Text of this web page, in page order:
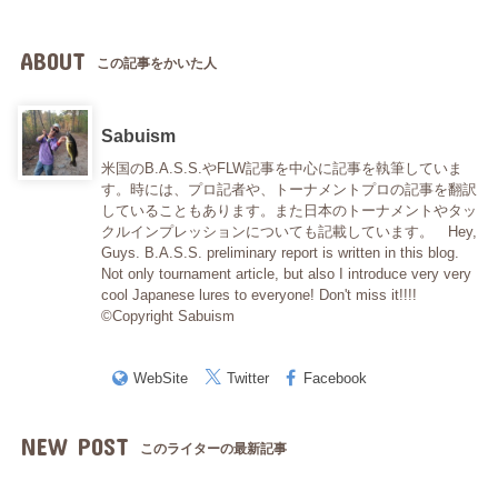
ABOUT この記事をかいた人
Sabuism
米国のB.A.S.S.やFLW記事を中心に記事を執筆していま
す。時には、プロ記者や、トーナメントプロの記事を翻訳
していることもあります。また日本のトーナメントやタッ
クルインプレッションについても記載しています。 Hey,
Guys. B.A.S.S. preliminary report is written in this blog.
Not only tournament article, but also I introduce very very
cool Japanese lures to everyone! Don't miss it!!!!
©Copyright Sabuism
WebSite Twitter Facebook
NEW POST このライターの最新記事